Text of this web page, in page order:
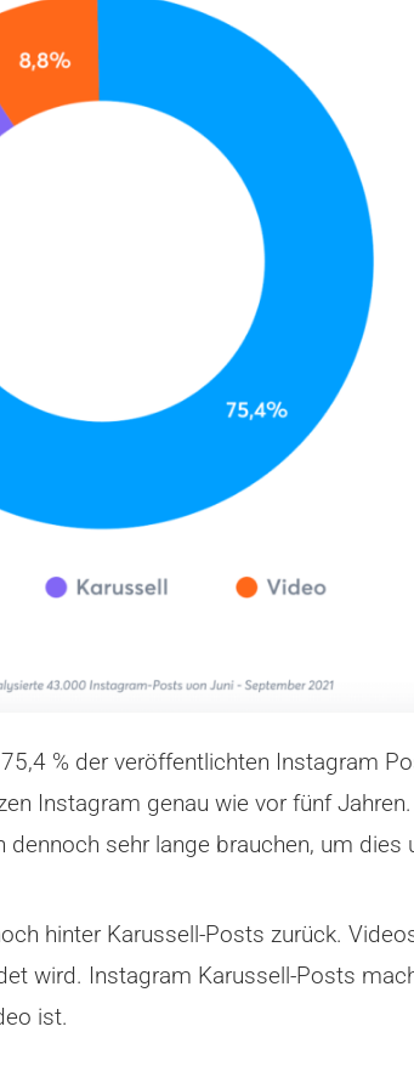
% der veröffentlichten Instagram
Instagram genau wie vor fünf
dennoch sehr lange brauchen, um
hinter Karussell-Posts zurück.
wird. Instagram Karussell-Posts
ist.